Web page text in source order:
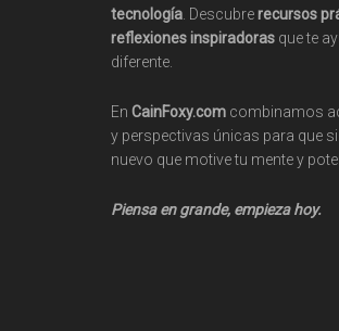
tecnología . Descubrerecursos
reflexiones inspiradoras que te
diferente.
En CainFoxy.com combinamos
y perspectivas únicas para que
nuevo que motive tu mente y
Piensa en grande, empieza hoy.